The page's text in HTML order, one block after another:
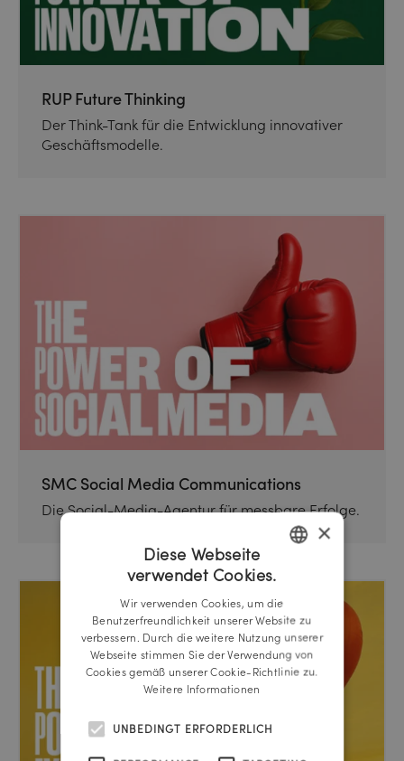
RUP Future Thinking
Der Think-Tank für die Entwicklung innovativer
Geschäftsmodelle.
SMC Social Media Communications
Die Social-Media-Agentur für messbare Erfolge.
GERMAN
×
Diese Webseite
verwendet Cookies.
Wir verwenden Cookies, um die
Benutzerfreundlichkeit unserer Website zu
verbessern. Durch die weitere Nutzung unserer
Webseite stimmen Sie der Verwendung von
Cookies gemäß unserer Cookie-Richtlinie zu.
Weitere Informationen
UNBEDINGT ERFORDERLICH